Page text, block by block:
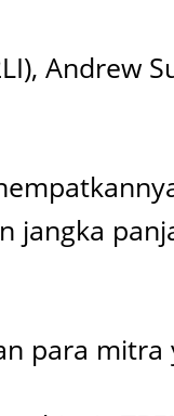
Andrew
jangka
para mitra